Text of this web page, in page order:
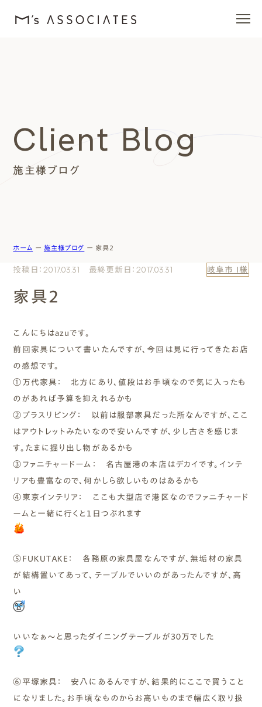
エムズを愛する人たち
施工事例
エムズのこと
まずは相談する[無料]
モデルハウスを見る
ファーストプランを試す
施主様ブログ
Client Blog
ホーム ー 施主様ブログ ー 家具2
投稿日：2017.03.31 最終更新日：2017.03.31 岐阜市 I様
家具2
こんにちはazuです。
前回家具について書いたんですが、今回は見に行ってきたお店
の感想です。
①万代家具： 北方にあり、値段はお手頃なので気に入ったも
のがあれば予算を抑えれるかも
②プラスリビング： 以前は服部家具だった所なんですが、ここ
はアウトレットみたいなので安いんですが、少し古さを感じま
す。たまに掘り出し物があるかも
③ファニチャードーム： 名古屋港の本店はデカイです。インテ
リアも豊富なので、何かしら欲しいものはあるかも
④東京インテリア： ここも大型店で港区なのでファニチャード
ームと一緒に行くと１日つぶれます
⑤ＦＵＫＵＴＡＫＥ： 各務原の家具屋なんですが、無垢材の家具
が結構置いてあって、テーブルでいいのがあったんですが、高
い
いいなぁ～と思ったダイニングテーブルが３０万でした
⑥平塚家具： 安八にあるんですが、結果的にここで買うこと
になりました。お手頃なものからお高いものまで幅広く取り扱